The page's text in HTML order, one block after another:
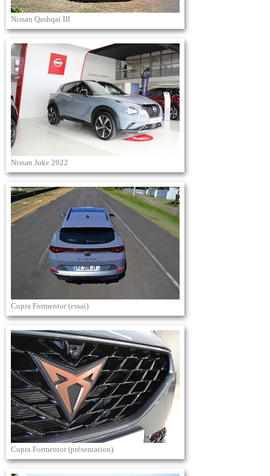
Nissan Qashqai III
Nissan Juke 2022
Cupra Formentor (essai)
Cupra Formentor (présentation)